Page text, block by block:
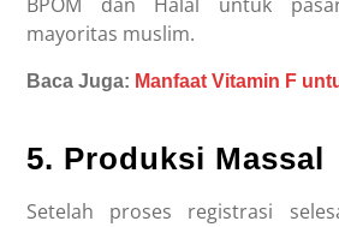
BPOM dan Halal untuk
mayoritas muslim.
Baca Juga: Manfaat Vitamin F
5. Produksi Massal
Setelah proses registrasi